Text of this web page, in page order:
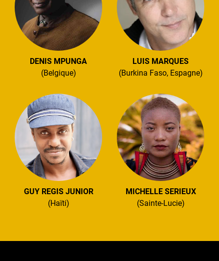
DENIS MPUNGA
(Belgique)
LUIS MARQUES
(Burkina Faso, Espagne)
GUY REGIS JUNIOR
(Haïti)
MICHELLE SERIEUX
(Sainte-Lucie)